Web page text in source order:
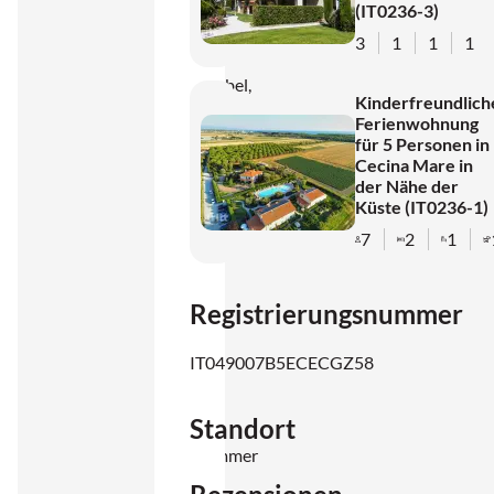
Wohnung
komfortabel,
praktisch
möbliert
ideal für
Inneren
finden
helles
Wohnzimmer
(IT0236-3)
3
1 1 1
Ferienwohnung
für 5 Personen in
Cecina Mare in
der Nähe der
Küste (IT0236-1)
7
2 1
Registrierungsnummer
IT049007B5ECECGZ58
Standort